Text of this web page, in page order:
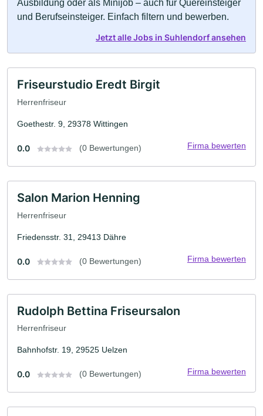
Ausbildung oder als Minijob – auch für Quereinsteiger
und Berufseinsteiger. Einfach filtern und bewerben.
Jetzt alle Jobs in Suhlendorf ansehen
Friseurstudio Eredt Birgit
Herrenfriseur
Goethestr. 9, 29378 Wittingen
0.0 (0 Bewertungen) Firma bewerten
Salon Marion Henning
Herrenfriseur
Friedensstr. 31, 29413 Dähre
0.0 (0 Bewertungen) Firma bewerten
Rudolph Bettina Friseursalon
Herrenfriseur
Bahnhofstr. 19, 29525 Uelzen
0.0 (0 Bewertungen) Firma bewerten